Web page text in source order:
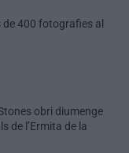
400 fotografies al
obri diumenge
de l’Ermita de la